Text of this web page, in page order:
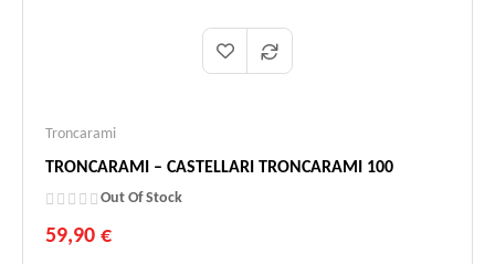
Troncarami
TRONCARAMI – CASTELLARI TRONCARAMI 100
Out Of Stock
59,90 €